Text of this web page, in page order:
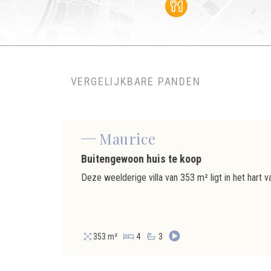
VERGELIJKBARE PANDEN
Maurice
Buitengewoon huis te koop
353 m² 4 3